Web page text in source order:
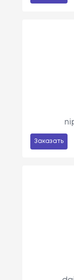
Заказать